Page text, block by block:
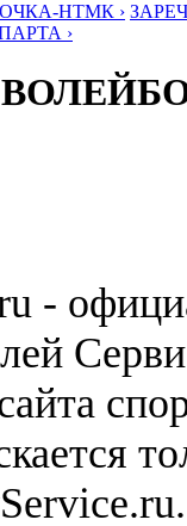
НТМК ›
›
-